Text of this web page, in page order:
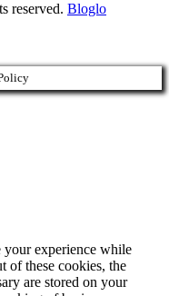
reserved. Bloglo
your experience while
of these cookies, the
are stored on your